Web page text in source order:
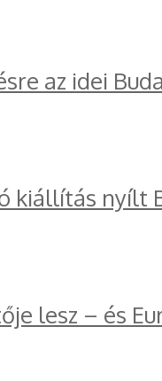
az idei
kiállítás nyílt
lesz – és